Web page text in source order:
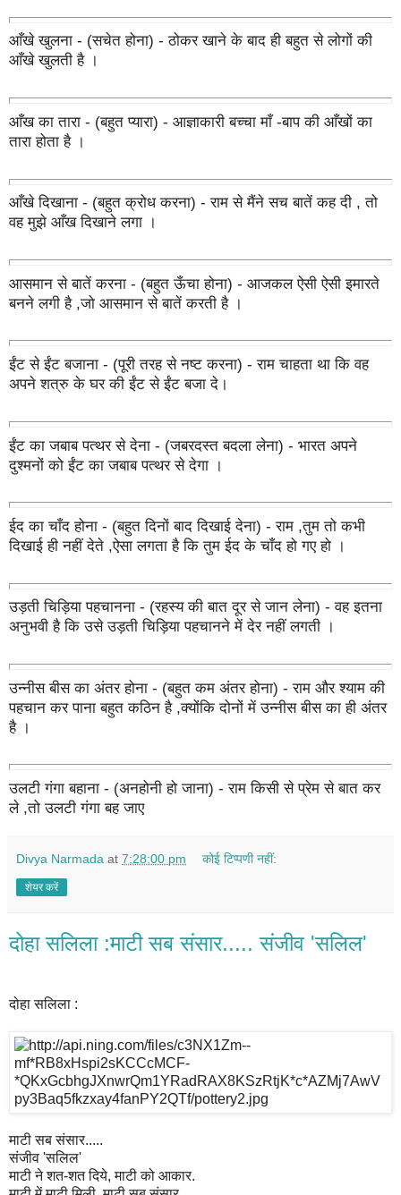
आँखे खुलना - (सचेत होना) - ठोकर खाने के बाद ही बहुत से लोगों की
आँखे खुलती है ।
आँख का तारा - (बहुत प्यारा) - आज्ञाकारी बच्चा माँ -बाप की आँखों का
तारा होता है ।
आँखे दिखाना - (बहुत क्रोध करना) - राम से मैंने सच बातें कह दी , तो
वह मुझे आँख दिखाने लगा ।
आसमान से बातें करना - (बहुत ऊँचा होना) - आजकल ऐसी ऐसी इमारते
बनने लगी है ,जो आसमान से बातें करती है ।
ईंट से ईंट बजाना - (पूरी तरह से नष्ट करना) - राम चाहता था कि वह
अपने शत्रु के घर की ईंट से ईंट बजा दे।
ईंट का जबाब पत्थर से देना - (जबरदस्त बदला लेना) - भारत अपने
दुश्मनों को ईंट का जबाब पत्थर से देगा ।
ईद का चाँद होना - (बहुत दिनों बाद दिखाई देना) - राम ,तुम तो कभी
दिखाई ही नहीं देते ,ऐसा लगता है कि तुम ईद के चाँद हो गए हो ।
उड़ती चिड़िया पहचानना - (रहस्य की बात दूर से जान लेना) - वह इतना
अनुभवी है कि उसे उड़ती चिड़िया पहचानने में देर नहीं लगती ।
उन्नीस बीस का अंतर होना - (बहुत कम अंतर होना) - राम और श्याम की
पहचान कर पाना बहुत कठिन है ,क्योंकि दोनों में उन्नीस बीस का ही अंतर
है ।
उलटी गंगा बहाना - (अनहोनी हो जाना) - राम किसी से प्रेम से बात कर
ले ,तो उलटी गंगा बह जाए
Divya Narmada at 7:28:00 pm कोई टिप्पणी नहीं:
शेयर करें
दोहा सलिला :माटी सब संसार..... संजीव 'सलिल'
दोहा सलिला :
माटी सब संसार.....
संजीव 'सलिल'
माटी ने शत-शत दिये, माटी को आकार.